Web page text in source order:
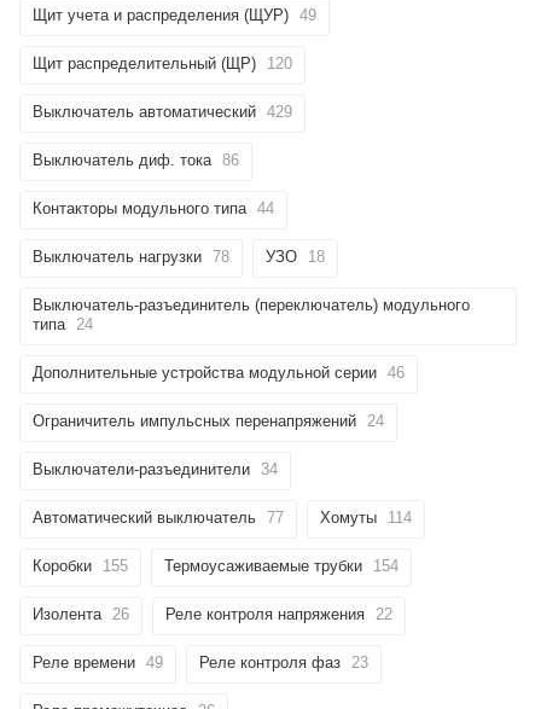
Щит учета и распределения (ЩУР) 49
Щит распределительный (ЩР) 120
Выключатель автоматический 429
Выключатель диф. тока 86
Контакторы модульного типа 44
Выключатель нагрузки 78 УЗО 18
Выключатель-разъединитель (переключатель) модульного
типа 24
Дополнительные устройства модульной серии 46
Ограничитель импульсных перенапряжений 24
Выключатели-разъединители 34
Автоматический выключатель 77 Хомуты 114
Коробки 155 Термоусаживаемые трубки 154
Изолента 26 Реле контроля напряжения 22
Реле времени 49 Реле контроля фаз 23